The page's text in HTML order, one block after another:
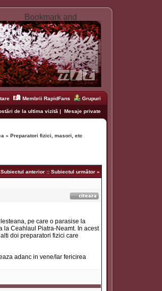
Membrii RapidFans Grupuri
de la ultima vizită | Mesaje private
» Preparatori fizici, masori, etc
Subiectul anterior :: Subiectul următor »
pe care o parasise la
la Ceahlaul Piatra-Neamt. In acest
doi preparatori fizici care
adanc in vene/Iar fericirea